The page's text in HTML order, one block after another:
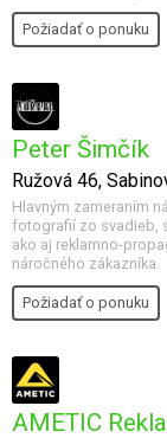
Požiadať o ponuku
Peter Šimčík
Ružová 46,
Hlavným zameraním
fotografií zo svadieb,
ako aj reklamno-
náročného zákazníka.
Požiadať o ponuku
AMETIC